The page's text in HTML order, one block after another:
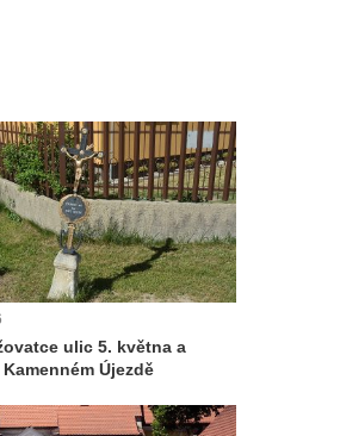
ulic 5. května a
Újezdě